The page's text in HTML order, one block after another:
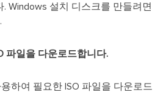
Windows 설치 디스크를 만들려면
파일을 다운로드합니다.
하여 필요한 ISO 파일을 다운로드